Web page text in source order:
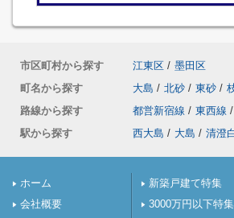
市区町村から探す 江東区 / 墨田区
町名から探す
大島 / 北砂 / 東砂 /
路線から探す
都営新宿線 / 東西線 /
駅から探す
西大島 / 大島 / 清澄
ホーム
会社概要
新築戸建て特集
3000万円以下特集